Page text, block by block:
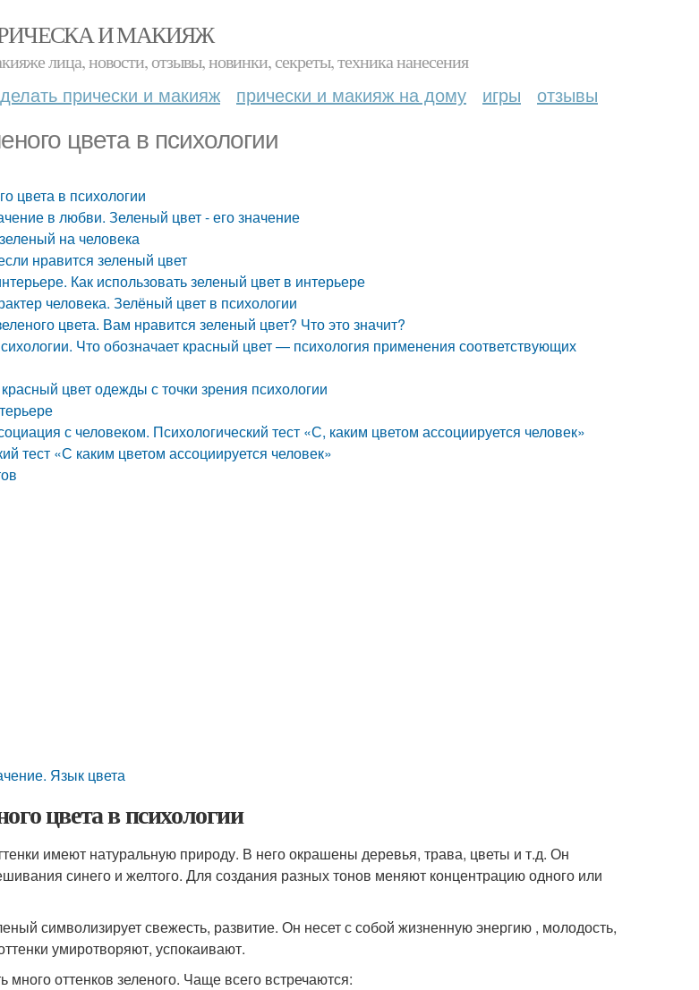
И МАКИЯЖ
лица, новости, отзывы, новинки, секреты, техника нанесения
прически и макияж прически и макияж на дому игры отзывы
цвета в психологии
цвета в психологии
в любви. Зеленый цвет - его значение
на человека
нравится зеленый цвет
Как использовать зеленый цвет в интерьере
человека. Зелёный цвет в психологии
цвета. Вам нравится зеленый цвет? Что это значит?
Что обозначает красный цвет — психология применения соответствующих
цвет одежды с точки зрения психологии
с человеком. Психологический тест «С, каким цветом ассоциируется человек»
тест «С каким цветом ассоциируется человек»
Язык цвета
цвета в психологии
имеют натуральную природу. В него окрашены деревья, трава, цветы и т.д. Он
синего и желтого. Для создания разных тонов меняют концентрацию одного или
символизирует свежесть, развитие. Он несет с собой жизненную энергию , молодость,
умиротворяют, успокаивают.
много оттенков зеленого. Чаще всего встречаются: